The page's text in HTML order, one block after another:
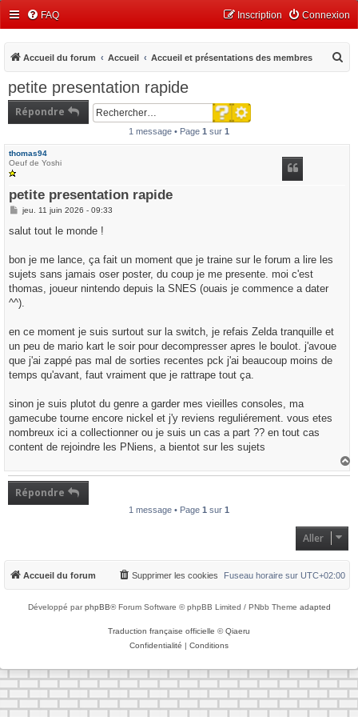
FAQ Connexion
Inscription
Accueil du forum Accueil Accueil et présentations des membres
petite presentation rapide
Répondre
Rechercher
Recherche avancée
1 message • Page 1 sur 1
thomas94
Oeuf de Yoshi
petite presentation rapide
M
s
g
jeu. 11 juin 2026 - 09:33
salut tout le monde !
bon je me lance, ça fait un moment que je traine sur le forum a lire les
sujets sans jamais oser poster, du coup je me presente. moi c'est
thomas, joueur nintendo depuis la SNES (ouais je commence a dater
^^).
en ce moment je suis surtout sur la switch, je refais Zelda tranquille et
un peu de mario kart le soir pour decompresser apres le boulot. j'avoue
que j'ai zappé pas mal de sorties recentes pck j'ai beaucoup moins de
temps qu'avant, faut vraiment que je rattrape tout ça.
sinon je suis plutot du genre a garder mes vieilles consoles, ma
gamecube tourne encore nickel et j'y reviens reguliérement. vous etes
nombreux ici a collectionner ou je suis un cas a part ?? en tout cas
content de rejoindre les PNiens, a bientot sur les sujets
Répondre
1 message • Page 1 sur 1
Aller
Accueil du forum Fuseau horaire sur UTC+02:00
Supprimer les cookies
Développé parphpBB® Forum Software © phpBB Limited / PNbb Theme adapted
Traduction française officielle ©Qiaeru
Confidentialité | Conditions